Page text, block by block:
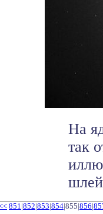
На
так
851|852|853|854|855|856|